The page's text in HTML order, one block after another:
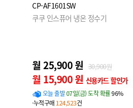
CP-AF1601SW
쿠쿠 인스퓨어 냉온 정수기
월 25,900 원 30,900원
월 15,900 원 신용카드 할인가
오늘 출발07일(금) 도착 확률96%
·누적구매 124,523건